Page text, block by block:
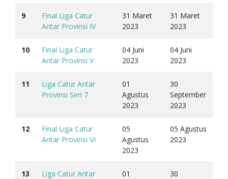
9
Final Liga Catur
Antar Provinsi IV
31 Maret
2023
31 Maret
2023
10
Final Liga Catur
Antar Provinsi V
04 Juni
2023
04 Juni
2023
11
Liga Catur Antar
Provinsi Seri 7
01
Agustus
2023
30
September
2023
12
Final Liga Catur
Antar Provinsi VI
05
Agustus
2023
05 Agustus
2023
13
Liga Catur Antar
01
30